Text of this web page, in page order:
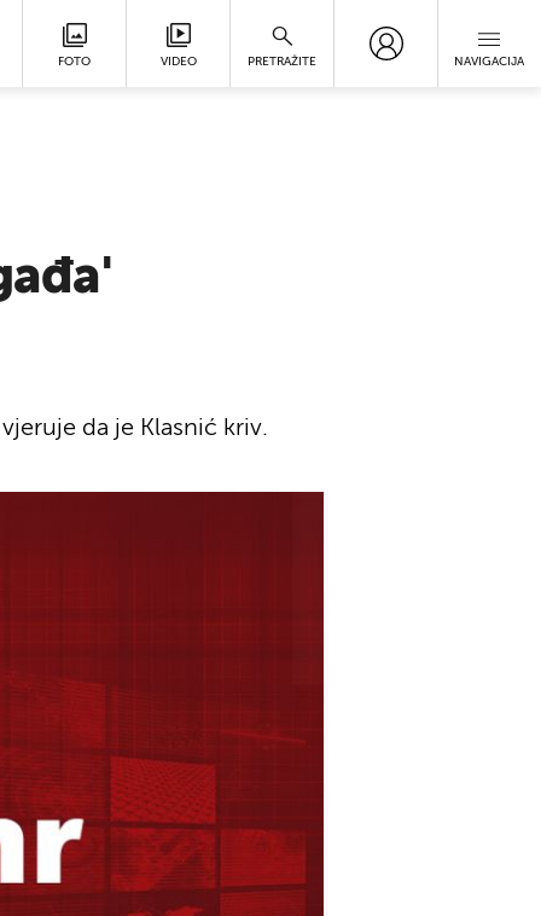
FOTO VIDEO PRETRAŽITE NAVIGACIJA
da je Klasnić kriv.